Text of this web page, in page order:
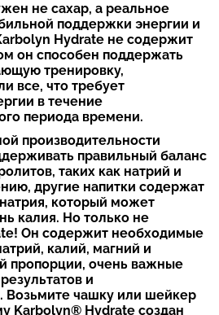
не сахар, а реальное
поддержки энергии и
Hydrate не содержит
он способен поддержать
тренировку,
все, что требует
в течение
периода времени.
производительности
правильный баланс
таких как натрий и
другие напитки содержат
который может
калия. Но только не
Он содержит необходимые
калий, магний и
пропорции, очень важные
и
Возьмите чашку или шейкер
Karbolyn® Hydrate создан